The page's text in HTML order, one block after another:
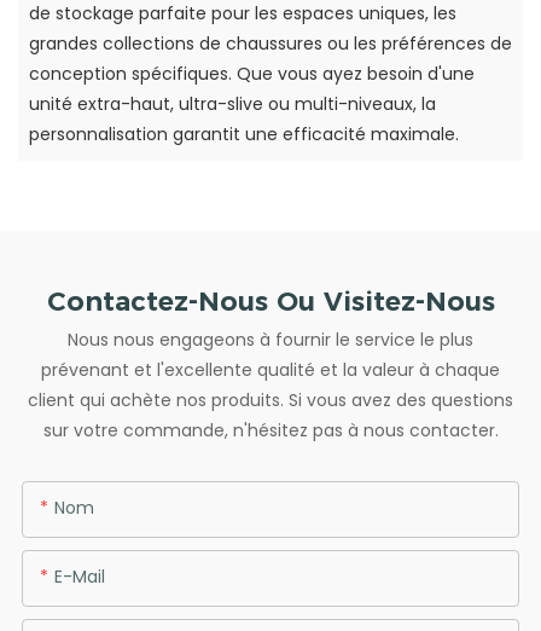
de stockage parfaite pour les espaces uniques, les
grandes collections de chaussures ou les préférences de
conception spécifiques. Que vous ayez besoin d'une
unité extra-haut, ultra-slive ou multi-niveaux, la
personnalisation garantit une efficacité maximale.
Contactez-Nous Ou Visitez-Nous
Nous nous engageons à fournir le service le plus
prévenant et l'excellente qualité et la valeur à chaque
client qui achète nos produits. Si vous avez des questions
sur votre commande, n'hésitez pas à nous contacter.
Nom
E-Mail